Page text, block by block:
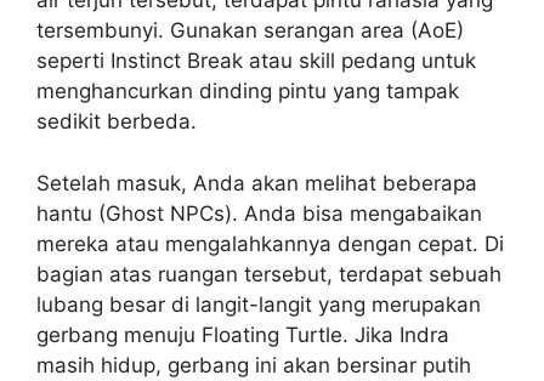
tersembunyi. Gunakan serangan area (AoE)
seperti Instinct Break atau skill pedang untuk
menghancurkan dinding pintu yang tampak
sedikit berbeda.
Setelah masuk, Anda akan melihat beberapa
hantu (Ghost NPCs). Anda bisa mengabaikan
mereka atau mengalahkannya dengan cepat. Di
bagian atas ruangan tersebut, terdapat sebuah
lubang besar di langit-langit yang merupakan
gerbang menuju Floating Turtle. Jika Indra
masih hidup, gerbang ini akan bersinar putih